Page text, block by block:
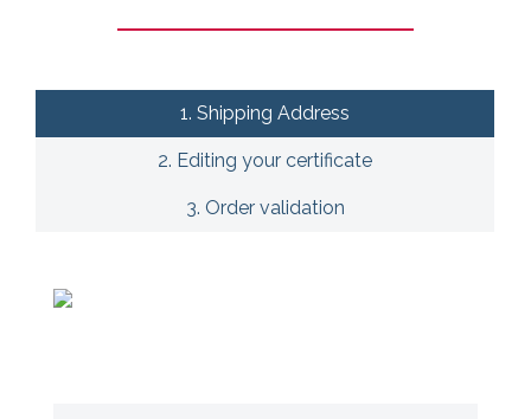
1. Shipping Address
2. Editing your certificate
3. Order validation